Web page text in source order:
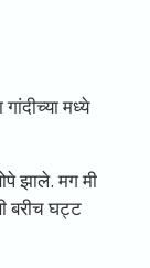
मध्ये
झाले. मग मी
बरीच घट्ट